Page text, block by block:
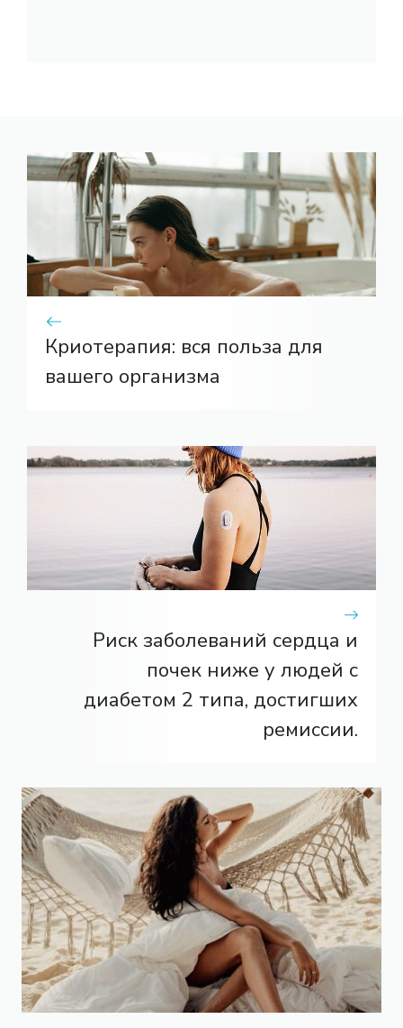
Криотерапия: вся польза для
вашего организма
Риск заболеваний сердца и
почек ниже у людей с
диабетом 2 типа, достигших
ремиссии.